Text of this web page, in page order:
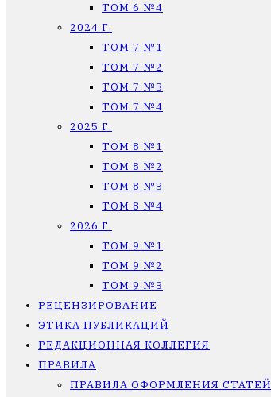
ТОМ 6 №4
2024 Г.
ТОМ 7 №1
ТОМ 7 №2
ТОМ 7 №3
ТОМ 7 №4
2025 Г.
ТОМ 8 №1
ТОМ 8 №2
ТОМ 8 №3
ТОМ 8 №4
2026 Г.
ТОМ 9 №1
ТОМ 9 №2
ТОМ 9 №3
РЕЦЕНЗИРОВАНИЕ
ЭТИКА ПУБЛИКАЦИЙ
РЕДАКЦИОННАЯ КОЛЛЕГИЯ
ПРАВИЛА
ПРАВИЛА ОФОРМЛЕНИЯ СТАТЕЙ